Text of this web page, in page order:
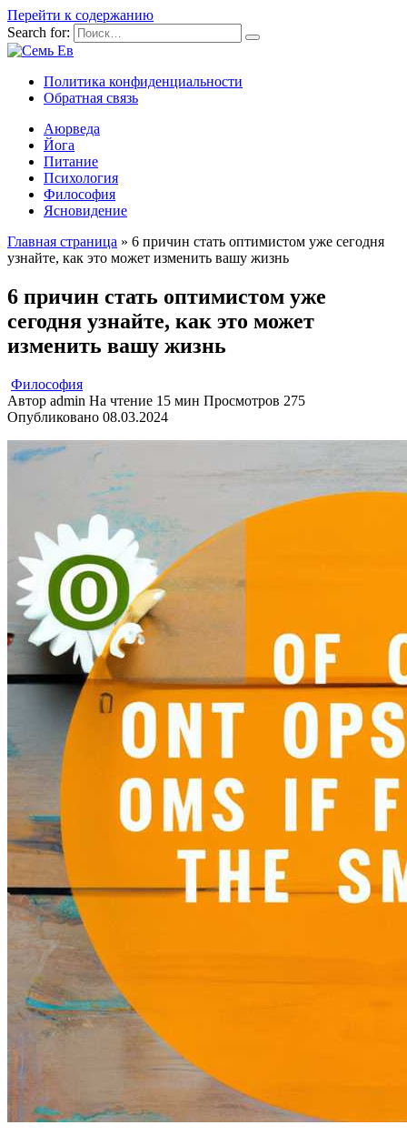
Перейти к содержанию
Search for:
Политика конфиденциальности
Обратная связь
Аюрведа
Йога
Питание
Психология
Философия
Ясновидение
Главная страница » 6 причин стать оптимистом уже сегодня
узнайте, как это может изменить вашу жизнь
6 причин стать оптимистом уже
сегодня узнайте, как это может
изменить вашу жизнь
Философия
Автор admin На чтение 15 мин Просмотров 275
Опубликовано 08.03.2024